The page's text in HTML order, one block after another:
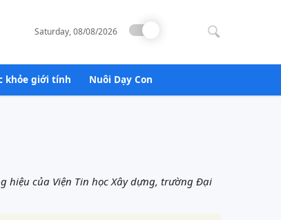
Saturday, 08/08/2026
khỏe giới tính Nuôi Dạy Con
hiệu của Viện Tin học Xây dựng, trường Đại